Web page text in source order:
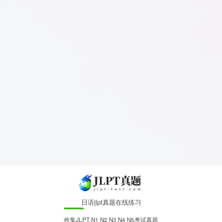
日语jlpt真题在线练习
收集JLPT N1 N2 N3 N4 N5考试真题